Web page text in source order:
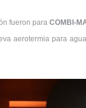
fueron paraCOMBI-
aerotermia para